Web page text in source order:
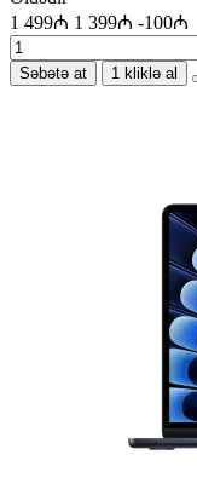
1 499₼ 1 399₼ -100₼
Səbətə at 1 kliklə al